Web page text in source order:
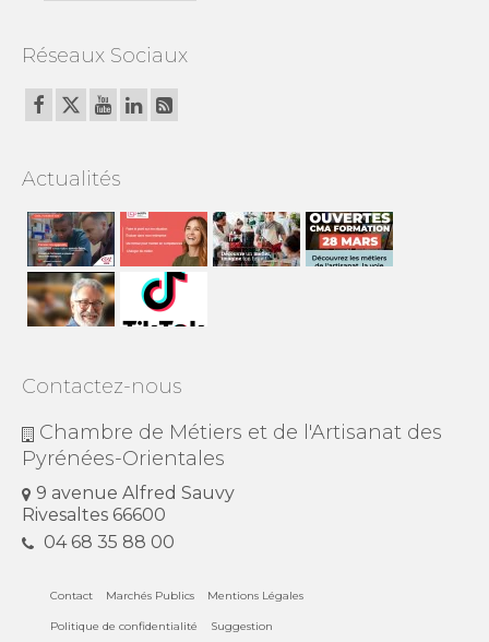
Réseaux Sociaux
Actualités
Contactez-nous
Chambre de Métiers et de l'Artisanat des
Pyrénées-Orientales
9 avenue Alfred Sauvy
Rivesaltes 66600
04 68 35 88 00
Contact Marchés Publics Mentions Légales
Politique de confidentialité Suggestion